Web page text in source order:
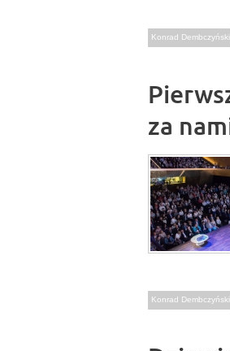
Konrad Dembczyński
za
Konrad Dembczyński